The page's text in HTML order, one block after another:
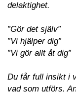
delaktighet.
”Gör det själv”
”Vi hjälper dig”
”Vi gör allt åt dig”
Du får full insikt i
vad som utförs.